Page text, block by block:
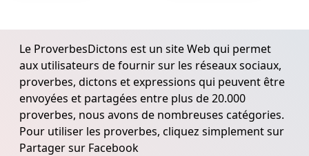
Le ProverbesDictons est un site Web qui permet
aux utilisateurs de fournir sur les réseaux sociaux,
proverbes, dictons et expressions qui peuvent être
envoyées et partagées entre plus de 20.000
proverbes, nous avons de nombreuses catégories.
Pour utiliser les proverbes, cliquez simplement sur
Partager sur Facebook